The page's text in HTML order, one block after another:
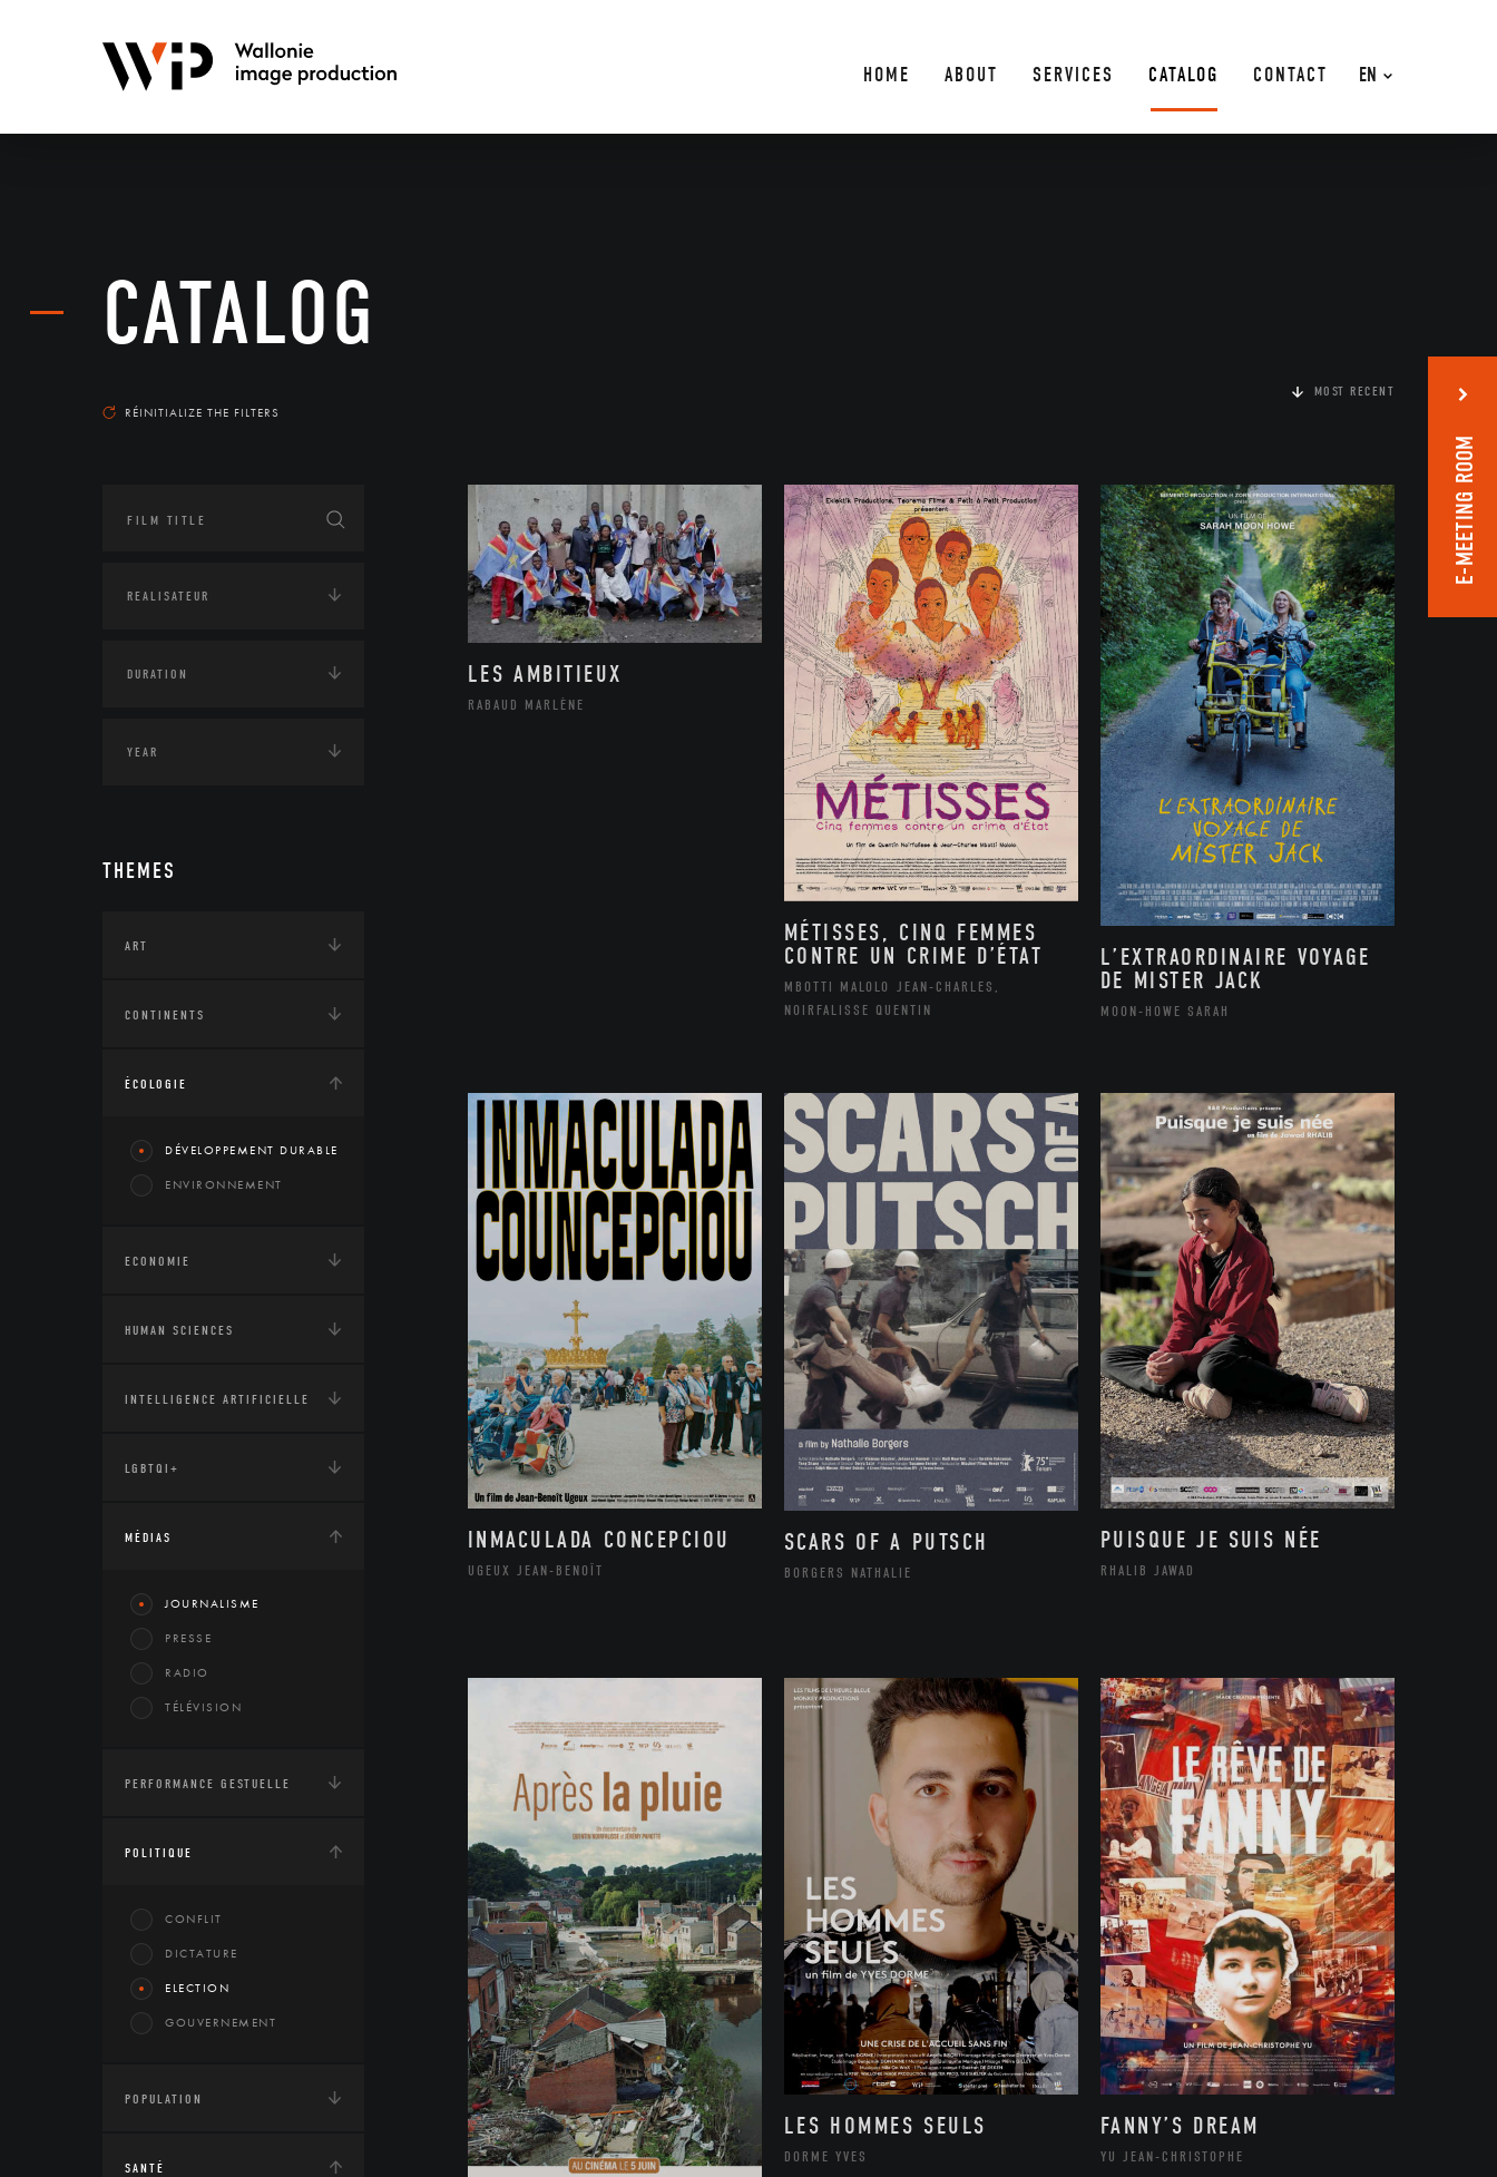
EN
HOME ABOUT SERVICES CATALOG CONTACT
CATALOG
RÉINITIALIZE THE FILTERS
THEMES
ART
CONTINENTS
ÉCOLOGIE
DÉVELOPPEMENT DURABLE
ENVIRONNEMENT
ECONOMIE
HUMAN SCIENCES
INTELLIGENCE ARTIFICIELLE
LGBTQI+
MÉDIAS
JOURNALISME
PRESSE
RADIO
TÉLÉVISION
PERFORMANCE GESTUELLE
POLITIQUE
CONFLIT
DICTATURE
ELECTION
GOUVERNEMENT
POPULATION
SANTÉ
MOST RECENT
LES AMBITIEUX
RABAUD MARLÈNE
MÉTISSES, CINQ FEMMES
CONTRE UN CRIME D’ÉTAT
MBOTTI MALOLO JEAN-CHARLES,
NOIRFALISSE QUENTIN
L’EXTRAORDINAIRE VOYAGE
DE MISTER JACK
MOON-HOWE SARAH
INMACULADA CONCEPCIOU
UGEUX JEAN-BENOÎT
SCARS OF A PUTSCH
BORGERS NATHALIE
PUISQUE JE SUIS NÉE
RHALIB JAWAD
LES HOMMES SEULS
DORME YVES
FANNY’S DREAM
YU JEAN-CHRISTOPHE
E-MEETING ROOM